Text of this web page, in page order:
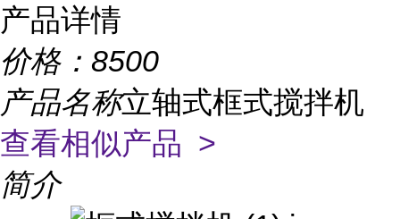
产品详情
价格： 8500
产品名称立轴式框式搅拌机
查看相似产品 >
简介